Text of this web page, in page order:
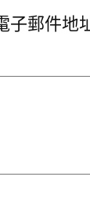
郵件地